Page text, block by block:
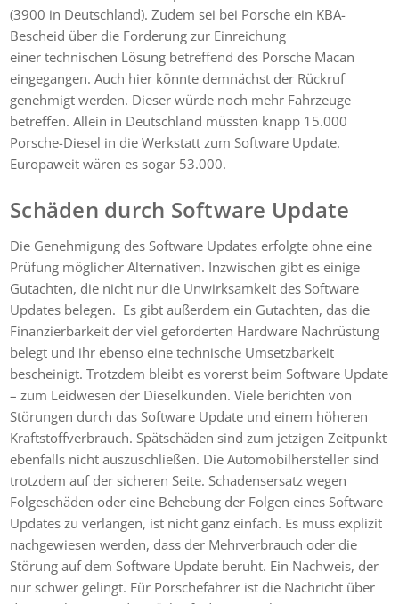
(3900 in Deutschland). Zudem sei bei Porsche ein KBA-
Bescheid über die Forderung zur Einreichung
einer technischen Lösung betreffend des Porsche Macan
eingegangen. Auch hier könnte demnächst der Rückruf
genehmigt werden. Dieser würde noch mehr Fahrzeuge
betreffen. Allein in Deutschland müssten knapp 15.000
Porsche-Diesel in die Werkstatt zum Software Update.
Europaweit wären es sogar 53.000.
Schäden durch Software Update
Die Genehmigung des Software Updates erfolgte ohne eine
Prüfung möglicher Alternativen. Inzwischen gibt es einige
Gutachten, die nicht nur die Unwirksamkeit des Software
Updates belegen. Es gibt außerdem ein Gutachten, das die
Finanzierbarkeit der viel geforderten Hardware Nachrüstung
belegt und ihr ebenso eine technische Umsetzbarkeit
bescheinigt. Trotzdem bleibt es vorerst beim Software Update
– zum Leidwesen der Dieselkunden. Viele berichten von
Störungen durch das Software Update und einem höheren
Kraftstoffverbrauch. Spätschäden sind zum jetzigen Zeitpunkt
ebenfalls nicht auszuschließen. Die Automobilhersteller sind
trotzdem auf der sicheren Seite. Schadensersatz wegen
Folgeschäden oder eine Behebung der Folgen eines Software
Updates zu verlangen, ist nicht ganz einfach. Es muss explizit
nachgewiesen werden, dass der Mehrverbrauch oder die
Störung auf dem Software Update beruht. Ein Nachweis, der
nur schwer gelingt. Für Porschefahrer ist die Nachricht über